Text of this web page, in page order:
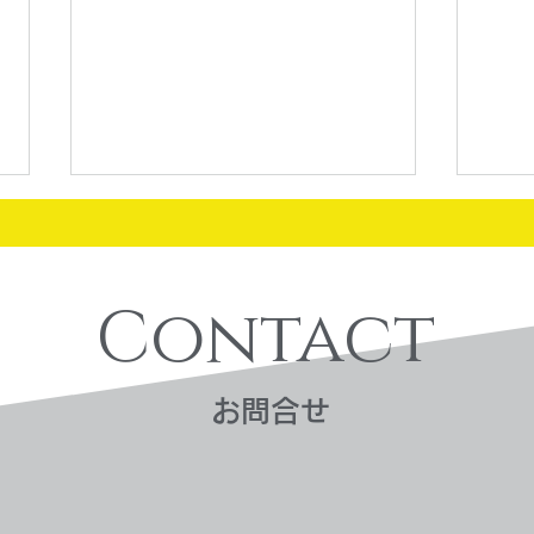
買取実績：K18 切れたロー
Contact
​お問合せ